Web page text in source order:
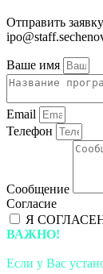
Отправить
Ваше имя
Email
Телефон
Сообщение
Согласие
Я
ВАЖНО!
Если у Вас